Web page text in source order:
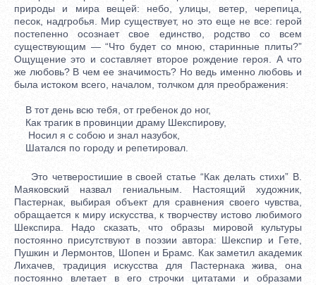
природы и мира вещей: небо, улицы, ветер, черепица,
песок, надгробья. Мир существует, но это еще не все: герой
постепенно осознает свое единство, родство со всем
существующим — “Что будет со мною, старинные плиты?”
Ощущение это и составляет второе рождение героя. А что
же любовь? В чем ее значимость? Но ведь именно любовь и
была истоком всего, началом, толчком для преображения:
В тот день всю тебя, от гребенок до ног,
Как трагик в провинции драму Шекспирову,
Носил я с собою и знал назубок,
Шатался по городу и репетировал.
Это четверостишие в своей статье “Как делать стихи” В.
Маяковский назвал гениальным. Настоящий художник,
Пастернак, выбирая объект для сравнения своего чувства,
обращается к миру искусства, к творчеству истово любимого
Шекспира. Надо сказать, что образы мировой культуры
постоянно присутствуют в поэзии автора: Шекспир и Гете,
Пушкин и Лермонтов, Шопен и Брамс. Как заметил академик
Лихачев, традиция искусства для Пастернака жива, она
постоянно влетает в его строчки цитатами и образами